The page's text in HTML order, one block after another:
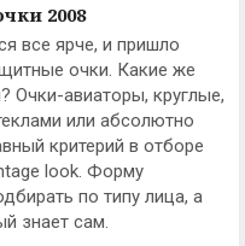
2008
все ярче, и пришло
очки. Какие же
Очки-авиаторы, круглые,
или абсолютно
критерий в отборе
look. Форму
по типу лица, а
знает сам.